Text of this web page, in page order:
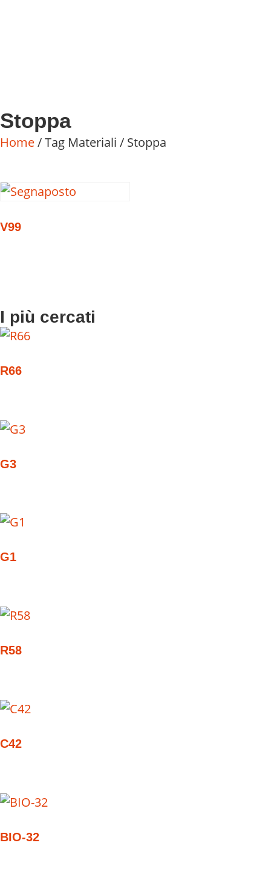
Stoppa
Home/ Tag Materiali / Stoppa
V99
I più cercati
R66
G3
G1
R58
C42
BIO-32